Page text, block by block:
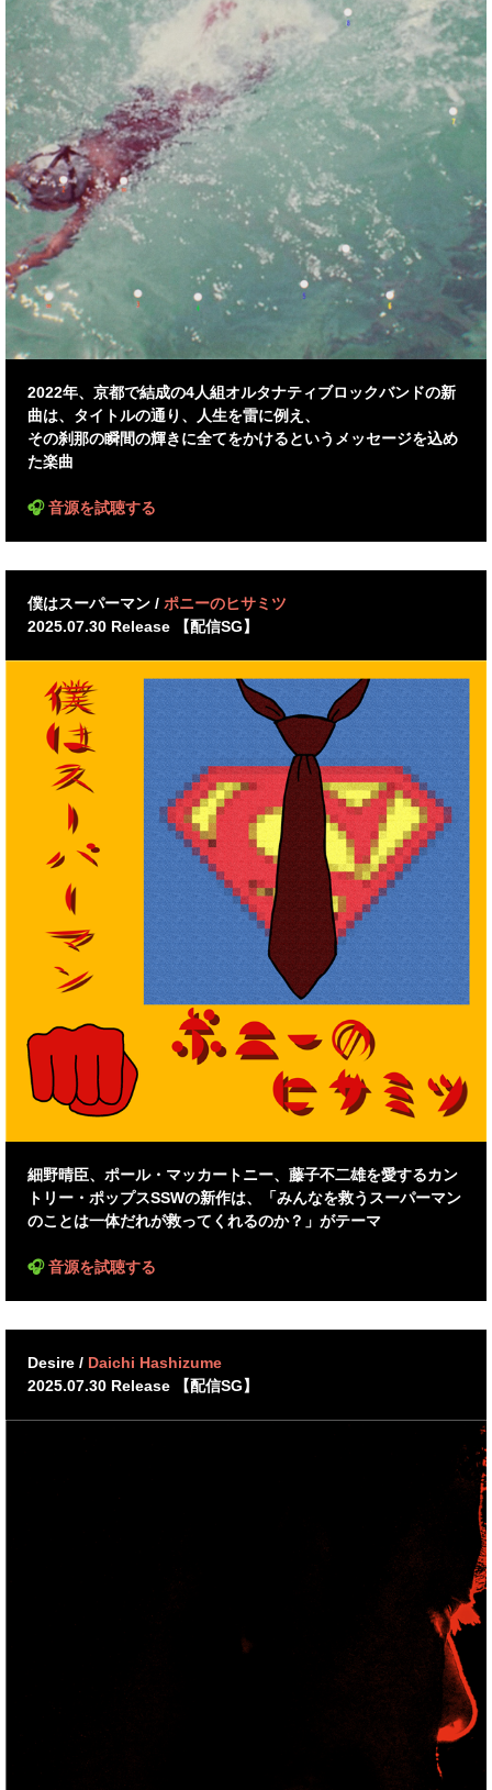
2022年、京都で結成の4⼈組オルタナティブロックバンドの新
曲は、タイトルの通り、人生を雷に例え、
その刹那の瞬間の輝きに全てをかけるというメッセージを込め
た楽曲
🎧音源を試聴する
僕はスーパーマン / ポニーのヒサミツ
2025.07.30 Release 【配信SG】
細野晴臣、ポール・マッカートニー、藤子不二雄を愛するカン
トリー・ポップスSSWの新作は、「みんなを救うスーパーマン
のことは一体だれが救ってくれるのか？」がテーマ
🎧音源を試聴する
Desire / Daichi Hashizume
2025.07.30 Release 【配信SG】